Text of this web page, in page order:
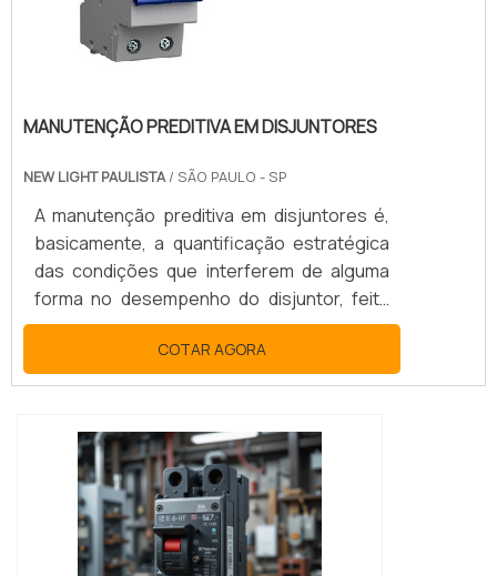
MANUTENÇÃO PREDITIVA EM DISJUNTORES
NEW LIGHT PAULISTA/ SÃO PAULO - SP
A manutenção preditiva em disjuntores é,
basicamente, a quantificação estratégica
das condições que interferem de alguma
forma no desempenho do disjuntor, feita
em tempo real. SAIBA MAIS SOBRE A
GARANTIA DE REDUÇÃO DE RISCOSPara
garantir um funcionamento eficaz dos
manutenção preventiva seja realizada
periodicamente visto que ela que auxilia na
redução dos riscos, além de estender a
vida útil do equipame...
COTAR AGORA